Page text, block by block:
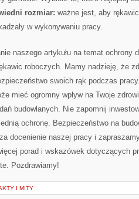
rozmiar: ważne⁣ jest, aby
w wykonywaniu pracy.
naszego artykułu na temat ochrony
roboczych. Mamy nadzieję, że
swoich rąk podczas
mieć ‌ogromny wpływ na Twoje
budowlanych. Nie zapomnij
ochronę.⁤ Bezpieczeństwo na
docenienie naszej pracy i
‍porad i ⁤wskazówek dotyczących
Pozdrawiamy!
I MITY